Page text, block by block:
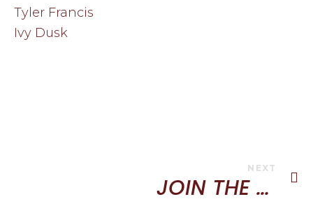
Tyler Francis
Ivy Dusk
NEXT
JOIN THE EDMB 2020 VOLUNTEERS